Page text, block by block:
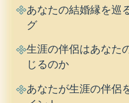
あなたの結婚縁を巡
グ
生涯の伴侶はあなた
じるのか
あなたが生涯の伴侶